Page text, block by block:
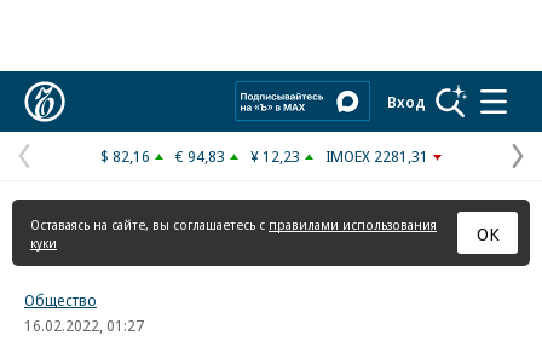
Вход
Предыдущая
страница
$ 82,16 € 94,83 ¥ 12,23 IMOEX 2281,31
Оставаясь на сайте, вы соглашаетесь с правилами использования
куки
ОК
Общество
16.02.2022, 01:27